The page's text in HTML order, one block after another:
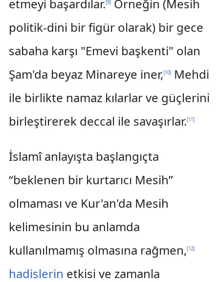
etmeyi başardılar.[9]Örneğin (Mesih
politik-dini bir figür olarak) bir gece
sabaha karşı "Emevi başkenti" olan
Şam'da beyaz Minareye iner,[10]Mehdi
ile birlikte namaz kılarlar ve güçlerini
birleştirerek deccal ile savaşırlar.[11]
İslamî anlayışta başlangıçta
“beklenen bir kurtarıcı Mesih”
olmaması ve Kur'an'da Mesih
kelimesinin bu anlamda
kullanılmamış olmasına rağmen,[12]
hadislerin etkisi ve zamanla